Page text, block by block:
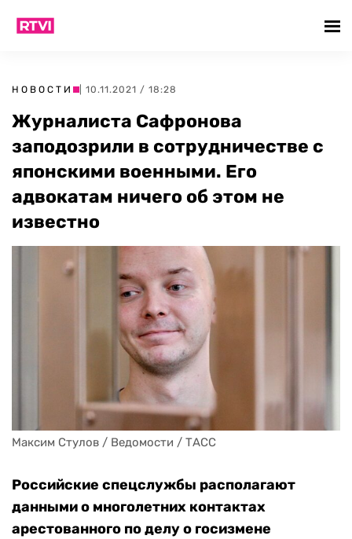
НОВОСТИ | 10.11.2021 / 18:28
Журналиста Сафронова
заподозрили в сотрудничестве с
японскими военными. Его
адвокатам ничего об этом не
известно
Максим Стулов / Ведомости / ТАСС
Российские спецслужбы располагают
данными о многолетних контактах
арестованного по делу о госизмене